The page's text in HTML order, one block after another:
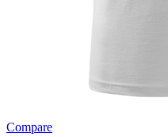
Compare